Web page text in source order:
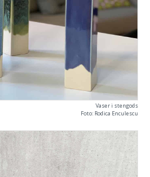
Vaser i stengods
Foto: Rodica Enculescu